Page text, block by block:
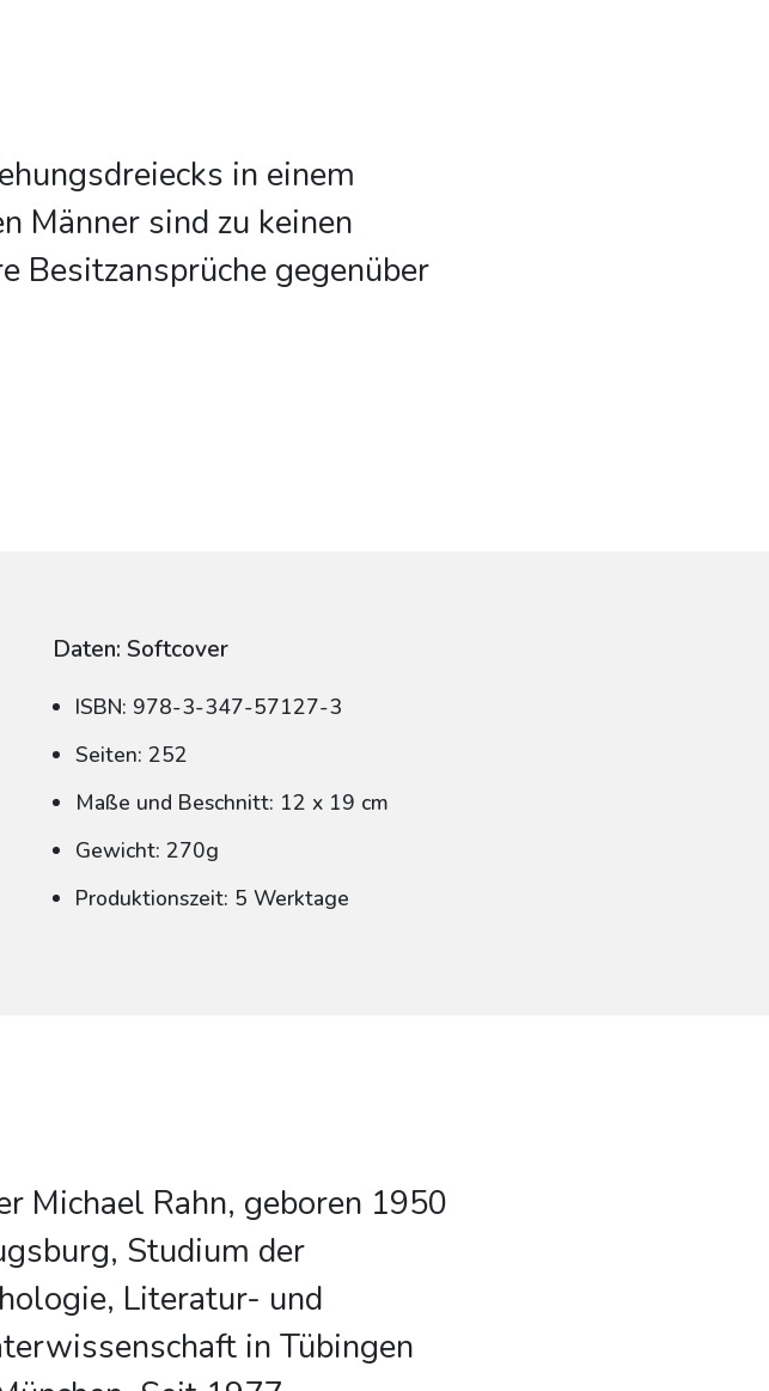
in einem
Männer sind zu keinen
Besitzansprüche gegenüber
Daten: Softcover
ISBN: 978-3-347-57127-3
Seiten: 252
Maße und Beschnitt: 12 x 19 cm
Gewicht: 270g
Produktionszeit: 5 Werktage
Michael Rahn, geboren 1950
Studium der
Literatur- und
in Tübingen